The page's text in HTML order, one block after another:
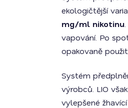
ekologičtější
mg/ml nikotinu
vapování. Po
opakovaně
Systém
výrobců. LIO
vylepšené